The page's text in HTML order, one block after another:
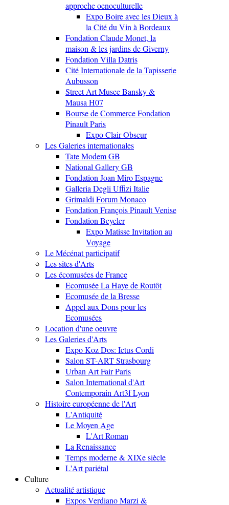
approche oenoculturelle
Expo Boire avec les Dieux à
la Cité du Vin à Bordeaux
Fondation Claude Monet, la
maison & les jardins de Giverny
Fondation Villa Datris
Cité Internationale de la Tapisserie
Aubusson
Street Art Musee Bansky &
Mausa H07
Bourse de Commerce Fondation
Pinault Paris
Expo Clair Obscur
Les Galeries internationales
Tate Modem GB
National Gallery GB
Fondation Joan Miro Espagne
Galleria Degli Uffizi Italie
Grimaldi Forum Monaco
Fondation François Pinault Venise
Fondation Beyeler
Expo Matisse Invitation au
Voyage
Le Mécénat participatif
Les sites d'Arts
Les écomusées de France
Ecomusée La Haye de Routôt
Ecomusée de la Bresse
Appel aux Dons pour les
Ecomusées
Location d'une oeuvre
Les Galeries d'Arts
Expo Koz Dos: Ictus Cordi
Salon ST-ART Strasbourg
Urban Art Fair Paris
Salon International d'Art
Contemporain Art3f Lyon
Histoire européenne de l'Art
L'Antiquité
Le Moyen Age
L'Art Roman
La Renaissance
Temps moderne & XIXe siècle
L'Art pariétal
Culture
Actualité artistique
Expos Verdiano Marzi &